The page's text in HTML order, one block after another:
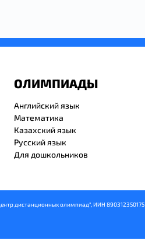
ОЛИМПИАДЫ
Английский язык
Математика
Казахский язык
Русский язык
Для дошкольников
центр дистанционных олимпиад", ИИН 890312350175